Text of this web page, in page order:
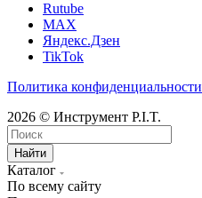
Rutube
MAX
Яндекс.Дзен
TikTok
Политика конфиденциальности
2026 © Инструмент P.I.T.
Найти
Каталог
По всему сайту